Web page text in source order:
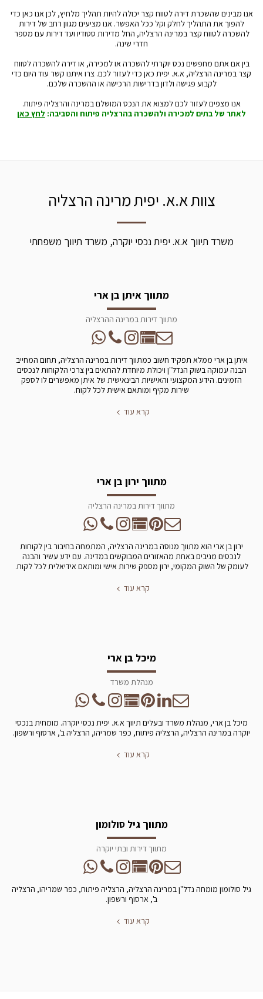
אנו מבינים שהשכרת דירה לטווח קצר יכולה להיות תהליך מלחיץ, לכן אנו כאן כדי
להפוך את התהליך לחלק וקל ככל האפשר. אנו מציעים מגוון רחב של דירות
להשכרה לטווח קצר במרינה הרצליה, החל מדירות סטודיו ועד דירות עם מספר
חדרי שינה.
בין אם אתם מחפשים נכס יוקרתי להשכרה או למכירה, או דירה להשכרה לטווח
קצר במרינה הרצליה, א.א. יפית כאן כדי לעזור לכם. צרו איתנו קשר עוד היום כדי
לקבוע פגישה ולדון בדרישות הרכישה או ההשכרה שלכם.
אנו מצפים לעזור לכם למצוא את הנכס המושלם במרינה והרצליה פיתוח.
לאתר של בתים למכירה ולהשכרה בהרצליה פיתוח והסביבה:לחץ כאן
צוות א.א. יפית מרינה הרצליה
משרד תיווך א.א. יפית נכסי יוקרה, משרד תיווך משפחתי
מתווך איתן בן ארי
מתווך דירות במרינה ההרצליה
איתן בן ארי ממלא תפקיד חשוב כמתווך דירות במרינה הרצליה, תחום המחייב
הבנה עמוקה בשוק הנדל"ן ויכולת מיוחדת להתאים בין צרכי הלקוחות לנכסים
הזמינים. הידע המקצועי והאישיות הבינאישית של איתן מאפשרים לו לספק
שירות מקיף ומותאם אישית לכל לקוח.
קרא עוד
מתווך ירון בן ארי
מתווך דירות במרינה הרצליה
ירון בן ארי הוא מתווך מנוסה במרינה הרצליה, המתמחה בחיבור בין לקוחות
לנכסים מניבים באחת מהאזורים המבוקשים במדינה. עם ידע עשיר והבנה
לעומק של השוק המקומי, ירון מספק שירות אישי ומותאם אידיאלית לכל לקוח.
קרא עוד
מיכל בן ארי
מנהלת משרד
מיכל בן ארי, מנהלת משרד ובעלים תיווך א.א. יפית נכסי יוקרה. מומחית בנכסי
יוקרה במרינה הרצליה, הרצליה פיתוח, כפר שמריהו, הרצליה ב', ארסוף ורשפון.
קרא עוד
מתווך גיל סולומון
מתווך דירות ובתי יוקרה
גיל סולומון מומחה נדל"ן במרינה הרצליה, הרצליה פיתוח, כפר שמריהו, הרצליה
ב', ארסוף ורשפון.
קרא עוד